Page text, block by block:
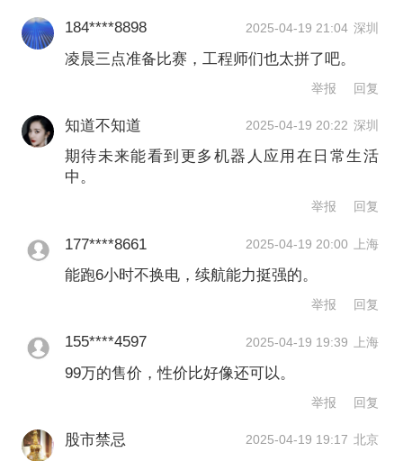
CASBOT SE向观众招手
184****8898 2025-04-19 21:04 深圳
凌晨三点准备比赛，工程师们也太拼了吧。
举报 回复
知道不知道 2025-04-19 20:22 深圳
期待未来能看到更多机器人应用在日常生活
中。
举报 回复
177****8661 2025-04-19 20:00 上海
能跑6小时不换电，续航能力挺强的。
举报 回复
155****4597 2025-04-19 19:39 上海
99万的售价，性价比好像还可以。
举报 回复
股市禁忌 2025-04-19 19:17 北京